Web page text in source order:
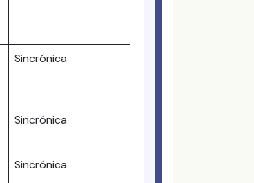
Sincrónica
Sincrónica
Sincrónica